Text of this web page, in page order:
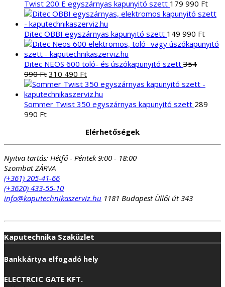
Twist 200 E egyszárnyas kapunyitó szett 179 990 Ft
Ditec OBBI egyszárnyas kapunyitó szett 149 990 Ft
Ditec NEOS 600 toló- és úszókapunyitó szett 354
990Ft Original
price
was:
354
310 490 FtCurrent
price
is:
310
Sommer Twist 350 egyszárnyas kapunyitó szett 289
990 Ft
Elérhetőségek
Nyitva tartás: Hétfő - Péntek 9:00 - 18:00
Szombat ZÁRVA
(+361) 205-41-66
(+3620) 433-55-10
info@kaputechnikaszerviz.hu 1181 Budapest Üllői út 343
Kaputechnika Szaküzlet
Bankkártya elfogadó hely
ELECTRCIC GATE KFT.